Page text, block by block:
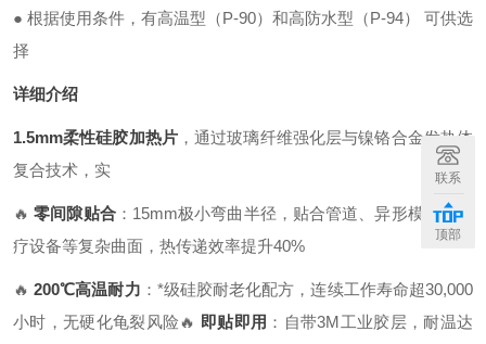
● 根据使用条件，有高温型（P-90）和高防水型（P-94） 可供选
择
详细介绍
1.5mm柔性硅胶加热片，通过玻璃纤维强化层与镍铬合金发热体
复合技术，实
🔥零间隙贴合：15mm极小弯曲半径，贴合管道、异形模具、医
疗设备等复杂曲面，热传递效率提升40%
🔥200℃高温耐力 ：*级硅胶耐老化配方，连续工作寿命超30,000
小时，无硬化龟裂风险🔥 即贴即用 ：自带3M工业胶层，耐温达
联系
顶部